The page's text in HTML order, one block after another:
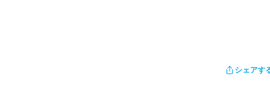
シェアす